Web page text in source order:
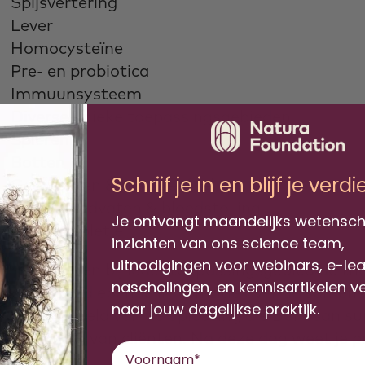
Lever
Homocysteïne
Pre- en probiotica
Immuunsysteem
Diverse unieke toepassingsgebieden
Spieren
Gewrichten & bindweefsel
Hart, bloedvaten & bloedstolling
Basissuppletie
bespreken bij ieder toepassingsgebied de
en delen verdiepende informatie over de
beeld van de oplossing die Bonusan
van cliënten. Na deze dag weet je
Schrijf je in en blijf je
Je ontvangt maandelijks
inzichten van ons science team,
uitnodigingen voor webinars, e-
nascholingen, en kennisartikelen
naar jouw dagelijkse praktijk.
Voornaam